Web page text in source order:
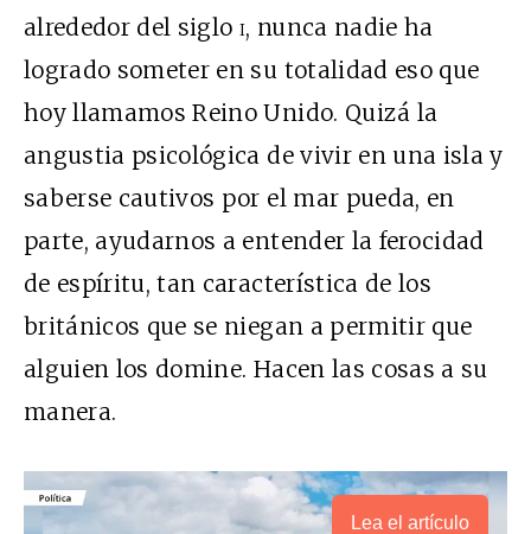
alrededor del siglo i, nunca nadie ha
logrado someter en su totalidad eso que
hoy llamamos Reino Unido. Quizá la
angustia psicológica de vivir en una isla y
saberse cautivos por el mar pueda, en
parte, ayudarnos a entender la ferocidad
de espíritu, tan característica de los
británicos que se niegan a permitir que
alguien los domine. Hacen las cosas a su
manera.
Lea el artículo